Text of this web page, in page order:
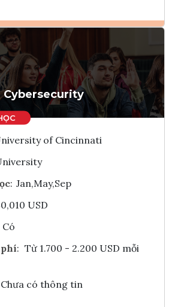
Ghi danh
Tham vấn Interlink
Cybersecurity
of Cincinnati
: Jan,May,Sep
USD
Có
: Từ 1.700 - 2.200 USD mỗi
Chưa có thông tin